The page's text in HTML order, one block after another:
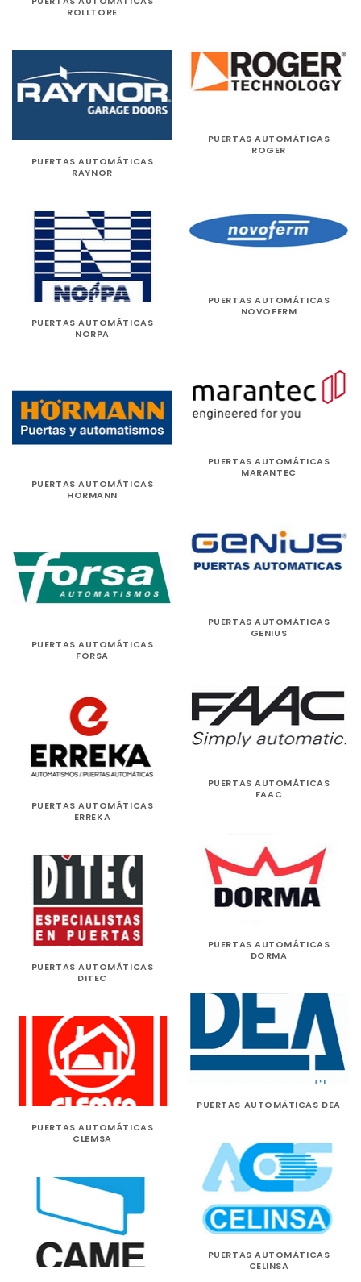
ROLLTORE
PUERTAS AUTOMÁTICAS
ROGER
PUERTAS AUTOMÁTICAS
RAYNOR
PUERTAS AUTOMÁTICAS
NOVOFERM
PUERTAS AUTOMÁTICAS
NORPA
PUERTAS AUTOMÁTICAS
MARANTEC
PUERTAS AUTOMÁTICAS
HORMANN
PUERTAS AUTOMÁTICAS
GENIUS
PUERTAS AUTOMÁTICAS
FORSA
PUERTAS AUTOMÁTICAS
FAAC
PUERTAS AUTOMÁTICAS
ERREKA
PUERTAS AUTOMÁTICAS
DORMA
PUERTAS AUTOMÁTICAS
DITEC
PUERTAS AUTOMÁTICAS DEA
PUERTAS AUTOMÁTICAS
CLEMSA
PUERTAS AUTOMÁTICAS
CELINSA